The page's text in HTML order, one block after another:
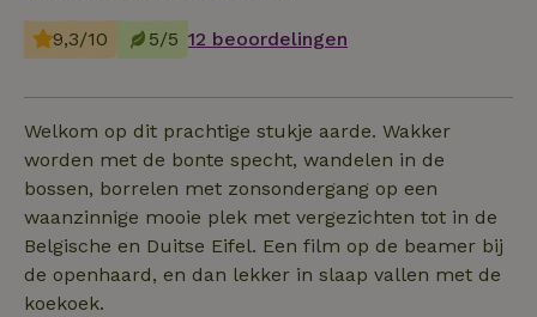
9,3/10 5/5 12 beoordelingen
Welkom op dit prachtige stukje aarde. Wakker
worden met de bonte specht, wandelen in de
bossen, borrelen met zonsondergang op een
waanzinnige mooie plek met vergezichten tot in de
Belgische en Duitse Eifel. Een film op de beamer bij
de openhaard, en dan lekker in slaap vallen met de
koekoek.